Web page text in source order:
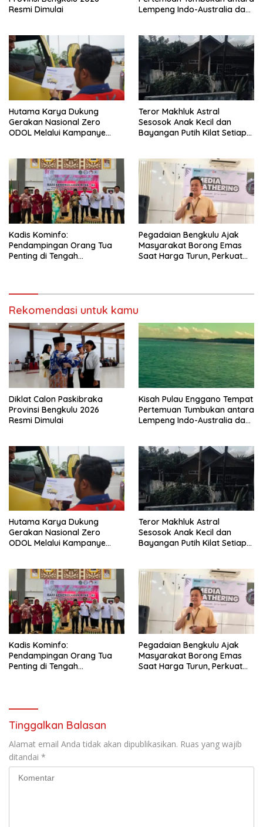
Resmi Dimulai
Lempeng Indo-Australia dan
Terjadi Pelepasan Energi
Mendadak Potensi Gempa
8.4 SR dan Picu Tsunami 15
Meter
Hutama Karya Dukung
Gerakan Nasional Zero
ODOL Melalui Kampanye
Teror Makhluk Astral
Sesosok Anak Kecil dan
Bayangan Putih Kilat Setiap
Kadis Kominfo:
Pendampingan Orang Tua
Penting di Tengah
Pegadaian Bengkulu Ajak
Masyarakat Borong Emas
Saat Harga Turun, Perkuat
Rekomendasi untuk kamu
Diklat Calon Paskibraka
Provinsi Bengkulu 2026
Resmi Dimulai
Kisah Pulau Enggano Tempat
Pertemuan Tumbukan antara
Lempeng Indo-Australia dan
Terjadi Pelepasan Energi
Mendadak Potensi Gempa
8.4 SR dan Picu Tsunami 15
Meter
Hutama Karya Dukung
Gerakan Nasional Zero
ODOL Melalui Kampanye
Teror Makhluk Astral
Sesosok Anak Kecil dan
Bayangan Putih Kilat Setiap
Kadis Kominfo:
Pendampingan Orang Tua
Penting di Tengah
Pegadaian Bengkulu Ajak
Masyarakat Borong Emas
Saat Harga Turun, Perkuat
Tinggalkan Balasan
Alamat email Anda tidak akan dipublikasikan. Ruas yang wajib
ditandai *